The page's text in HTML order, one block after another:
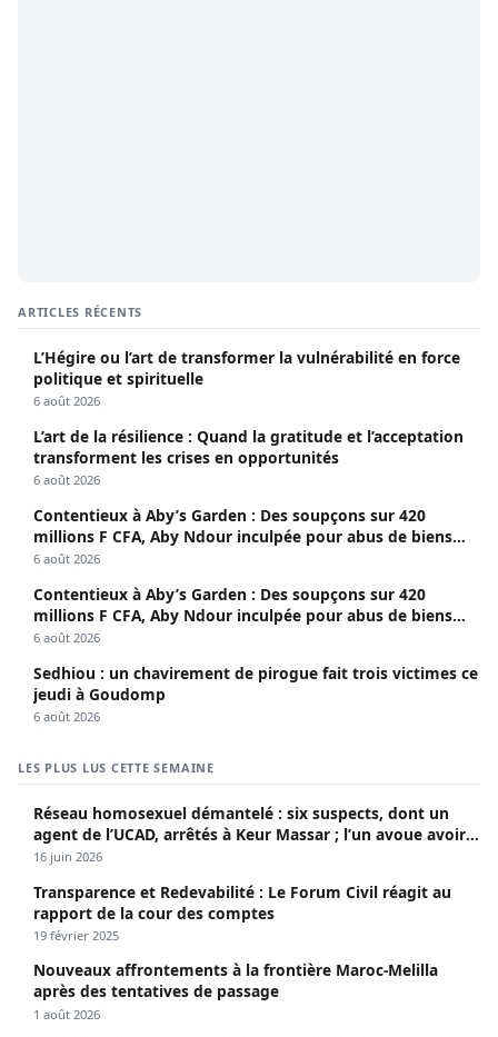
ARTICLES RÉCENTS
L’Hégire ou l’art de transformer la vulnérabilité en force
politique et spirituelle
6 août 2026
L’art de la résilience : Quand la gratitude et l’acceptation
transforment les crises en opportunités
6 août 2026
Contentieux à Aby’s Garden : Des soupçons sur 420
millions F CFA, Aby Ndour inculpée pour abus de biens
sociaux
6 août 2026
Contentieux à Aby’s Garden : Des soupçons sur 420
millions F CFA, Aby Ndour inculpée pour abus de biens
sociaux
6 août 2026
Sedhiou : un chavirement de pirogue fait trois victimes ce
jeudi à Goudomp
6 août 2026
LES PLUS LUS CETTE SEMAINE
Réseau homosexuel démantelé : six suspects, dont un
agent de l’UCAD, arrêtés à Keur Massar ; l’un avoue avoir
propagé le VIH depuis 2018
16 juin 2026
Transparence et Redevabilité : Le Forum Civil réagit au
rapport de la cour des comptes
19 février 2025
Nouveaux affrontements à la frontière Maroc-Melilla
après des tentatives de passage
1 août 2026